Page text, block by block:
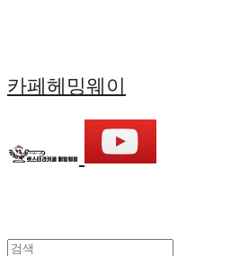
카페헤밍웨이